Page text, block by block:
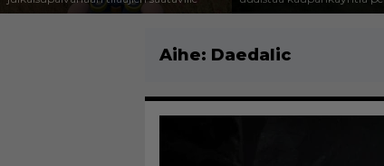
Aihe: Daedalic